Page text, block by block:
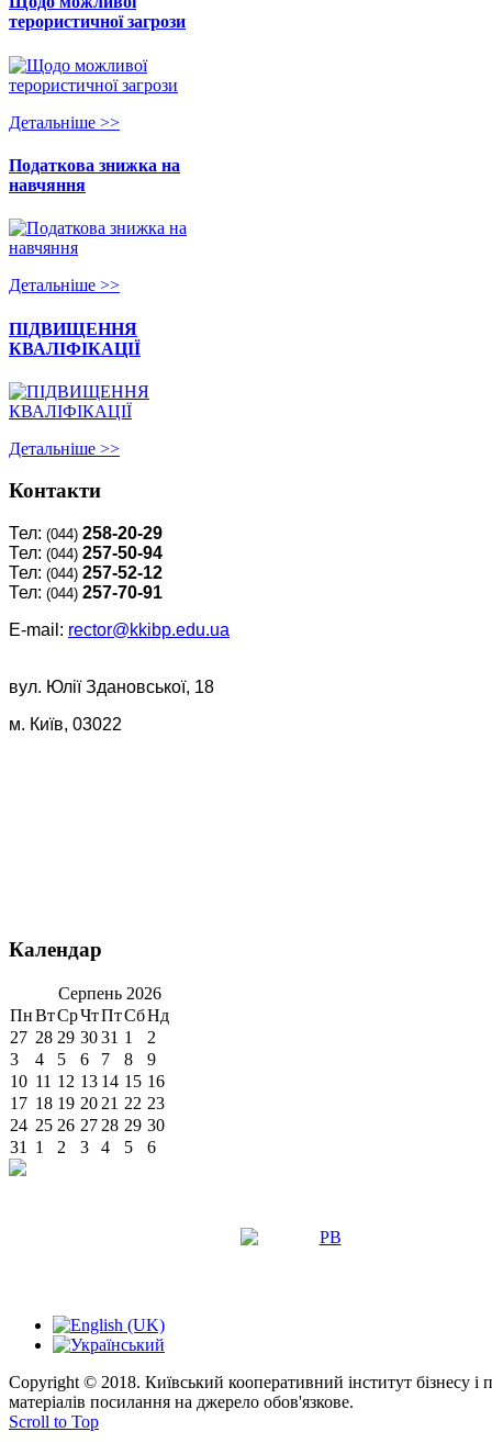
терористичної загрози
Детальнiше >>
Податкова знижка на
навчяння
Детальнiше >>
ПІДВИЩЕННЯ
КВАЛІФІКАЦІЇ
Детальнiше >>
Контакти
Тел: (044) 258-20-29
Тел: (044) 257-50-94
Тел: (044) 257-52-12
Тел: (044) 257-70-91
E-mail: rector@kkibp.edu.ua
вул. Юлії Здановської, 18
м. Київ, 03022
Календар
Серпень 2026
ПнВтСрЧтПтСбНд
27 28 29 3031 1
2
3
4 5 6 7 8
9
10 11 12 13 14 15 16
17 18 19 20 21 22 23
24 25 26 27 28 29 30
31
1 2 3 4 5 6
Copyright © 2018. Київський кооперативний інститут бізнесу
матеріалів посилання на джерело обов'язкове.
Scroll to Top